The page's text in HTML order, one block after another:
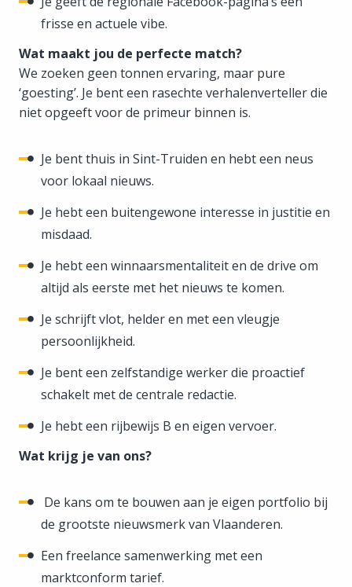
frisse en actuele vibe.
Wat maakt jou de perfecte match?
We zoeken geen tonnen ervaring, maar pure
‘goesting’. Je bent een rasechte verhalenverteller die
niet opgeeft voor de primeur binnen is.
Je bent thuis in Sint-Truiden en hebt een neus
voor lokaal nieuws.
Je hebt een buitengewone interesse in justitie en
misdaad.
Je hebt een winnaarsmentaliteit en de drive om
altijd als eerste met het nieuws te komen.
Je schrijft vlot, helder en met een vleugje
persoonlijkheid.
Je bent een zelfstandige werker die proactief
schakelt met de centrale redactie.
Je hebt een rijbewijs B en eigen vervoer.
Wat krijg je van ons?
De kans om te bouwen aan je eigen portfolio bij
de grootste nieuwsmerk van Vlaanderen.
Een freelance samenwerking met een
marktconform tarief.